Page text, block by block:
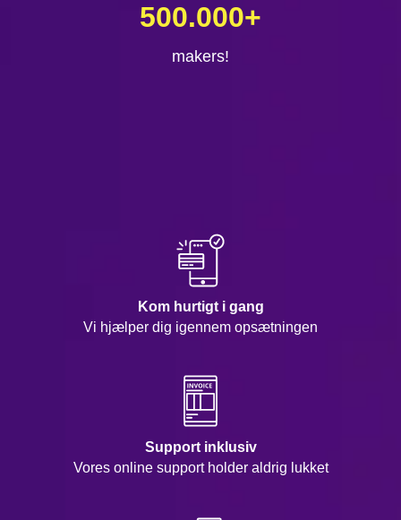
makers!
500.000+
Kom hurtigt i gang
Vi hjælper dig igennem opsætningen
Support inklusiv
Vores online support holder aldrig lukket